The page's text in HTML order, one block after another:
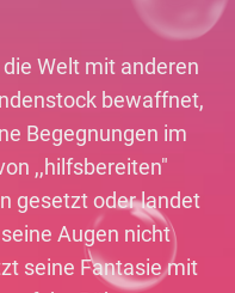
Welt mit anderen
bewaffnet,
Begegnungen im
,,hilfsbereiten"
gesetzt oder landet
Augen nicht
seine Fantasie mit